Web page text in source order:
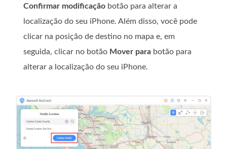
Confirmar modificação botão para alterar a
localização do seu iPhone. Além disso, você pode
clicar na posição de destino no mapa e, em
seguida, clicar no botão Mover para botão para
alterar a localização do seu iPhone.